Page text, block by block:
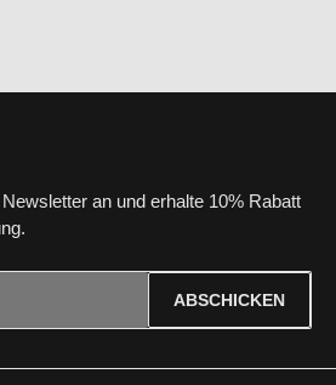
an und erhalte 10% Rabatt
ABSCHICKEN
markierten Felder sind Pflichtfelder.